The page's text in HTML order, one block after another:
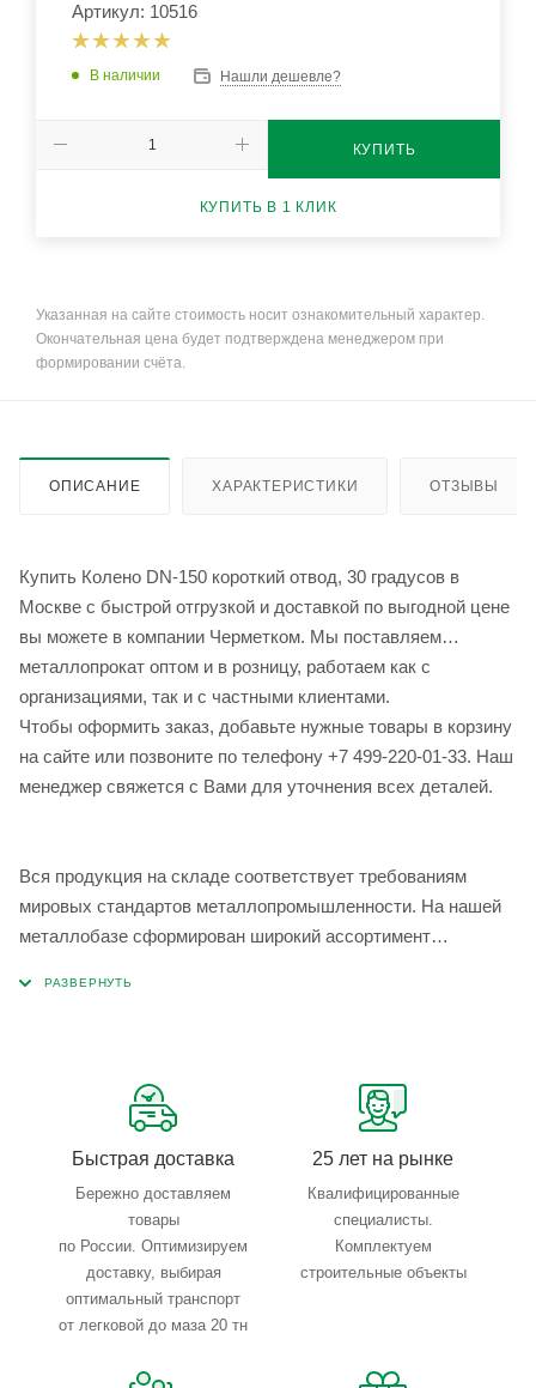
Артикул: 10516
В наличии Нашли дешевле?
КУПИТЬ
КУПИТЬ В 1 КЛИК
Указанная на сайте стоимость носит ознакомительный характер.
Окончательная цена будет подтверждена менеджером при
формировании счёта.
ОПИСАНИЕ ХАРАКТЕРИСТИКИ ОТЗЫВЫ
Купить Колено DN-150 короткий отвод, 30 градусов в
Москве с быстрой отгрузкой и доставкой по выгодной цене
вы можете в компании Черметком. Мы поставляем
металлопрокат оптом и в розницу, работаем как с
организациями, так и с частными клиентами.
Чтобы оформить заказ, добавьте нужные товары в корзину
на сайте или позвоните по телефону +7 499-220-01-33. Наш
менеджер свяжется с Вами для уточнения всех деталей.
Вся продукция на складе соответствует требованиям
мировых стандартов металлопромышленности. На нашей
металлобазе сформирован широкий ассортимент
Быстрая доставка
Бережно доставляем
товары
по России. Оптимизируем
доставку, выбирая
оптимальный транспорт
от легковой до маза 20 тн
25 лет на рынке
Квалифицированные
специалисты.
Комплектуем
строительные объекты